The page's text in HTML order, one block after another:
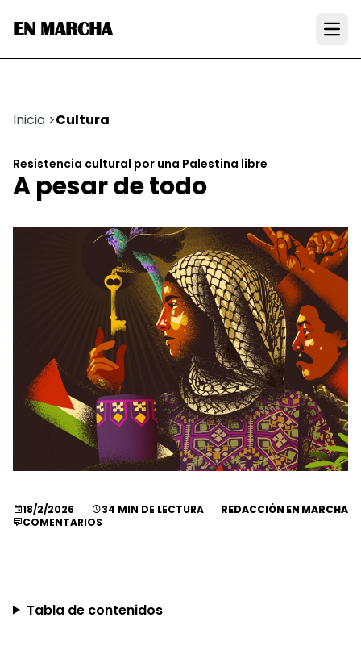
EN MARCHA
Inicio >Cultura
Resistencia cultural por una Palestina libre
A pesar de todo
18/2/2026 34 MIN DE LECTURA
REDACCIÓN EN MARCHA
COMENTARIOS
Tabla de contenidos